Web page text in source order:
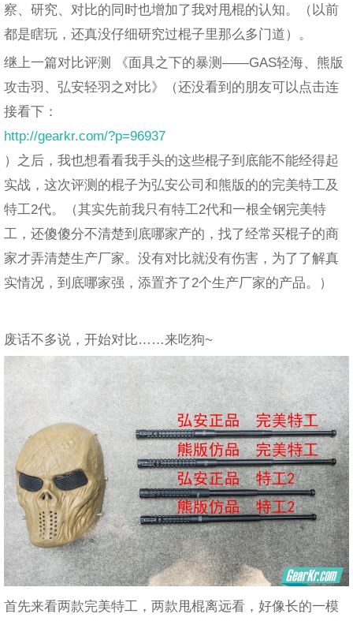
察、研究、对比的同时也增加了我对甩棍的认知。（以前
都是瞎玩，还真没仔细研究过棍子里那么多门道）。
继上一篇对比评测 《面具之下的暴测——GAS轻海、熊版
攻击羽、弘安轻羽之对比》（还没看到的朋友可以点击连
接看下：
http://gearkr.com/?p=96937
）之后，我也想看看我手头的这些棍子到底能不能经得起
实战，这次评测的棍子为弘安公司和熊版的的完美特工及
特工2代。（其实先前我只有特工2代和一根全钢完美特
工，还傻傻分不清楚到底哪家产的，找了经常买棍子的商
家才弄清楚生产厂家。没有对比就没有伤害，为了了解真
实情况，到底哪家强，添置齐了2个生产厂家的产品。）
废话不多说，开始对比……来吃狗~
首先来看两款完美特工，两款甩棍离远看，好像长的一模